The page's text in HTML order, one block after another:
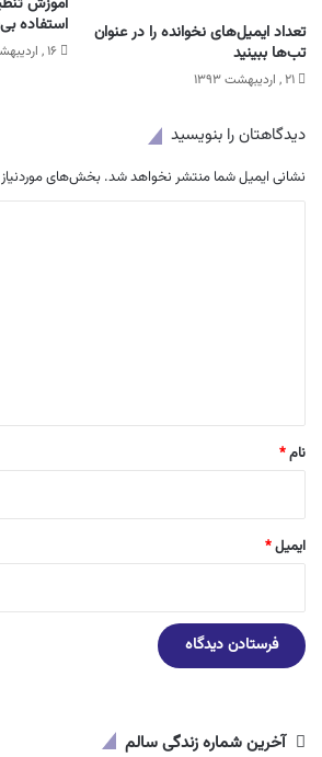
تعداد ایمیل‌های نخوانده را در عنوان
تب‌ها ببینید
۲۱ , اردیبهشت ۱۳۹۳
استفاده
۱۶ , اردیبهشت ۱۳۹۳
دیدگاهتان را بنویسید
نشانی ایمیل شما منتشر نخواهد شد. بخش‌های
نام*
ایمیل*
آخرین شماره زندگی سالم